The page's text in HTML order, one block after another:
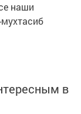
наши
в